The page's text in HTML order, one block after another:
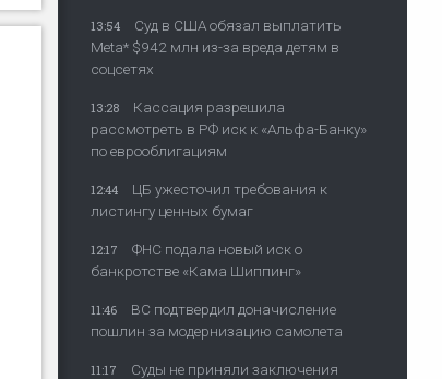
13:54
Суд в США обязал выплатить
Meta* $942 млн из-за вреда детям в
соцсетях
13:28
Кассация разрешила
рассмотреть в РФ иск к «Альфа-Банку»
по еврооблигациям
12:44
ЦБ ужесточил требования к
листингу ценных бумаг
12:17
ФНС подала новый иск о
банкротстве «Кама Шиппинг»
11:46
ВС подтвердил доначисление
пошлин за модернизацию самолета
11:17
Суды не приняли заключения